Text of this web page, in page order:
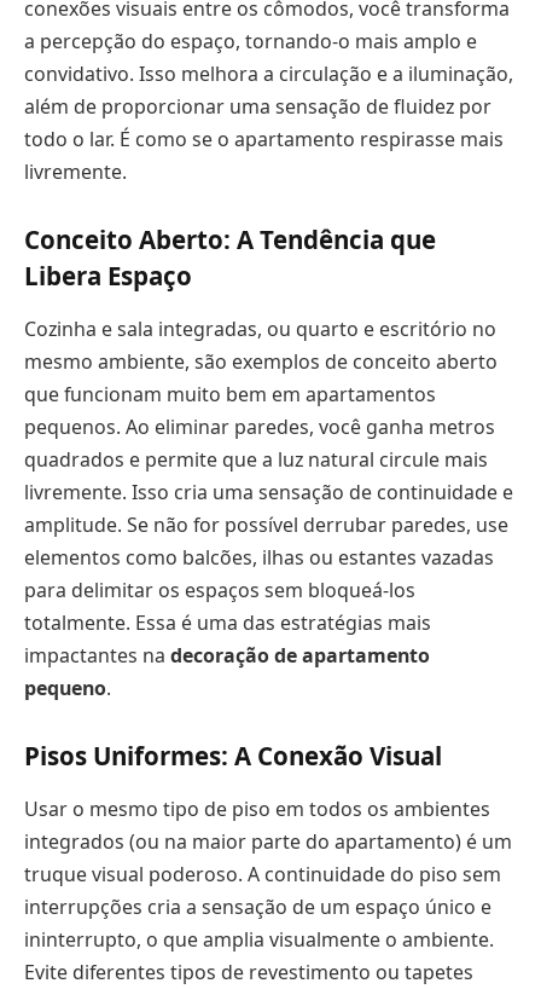
conexões visuais entre os cômodos, você transforma
a percepção do espaço, tornando-o mais amplo e
convidativo. Isso melhora a circulação e a iluminação,
além de proporcionar uma sensação de fluidez por
todo o lar. É como se o apartamento respirasse mais
livremente.
Conceito Aberto: A Tendência que
Libera Espaço
Cozinha e sala integradas, ou quarto e escritório no
mesmo ambiente, são exemplos de conceito aberto
que funcionam muito bem em apartamentos
pequenos. Ao eliminar paredes, você ganha metros
quadrados e permite que a luz natural circule mais
livremente. Isso cria uma sensação de continuidade e
amplitude. Se não for possível derrubar paredes, use
elementos como balcões, ilhas ou estantes vazadas
para delimitar os espaços sem bloqueá-los
totalmente. Essa é uma das estratégias mais
impactantes na decoração de apartamento
pequeno.
Pisos Uniformes: A Conexão Visual
Usar o mesmo tipo de piso em todos os ambientes
integrados (ou na maior parte do apartamento) é um
truque visual poderoso. A continuidade do piso sem
interrupções cria a sensação de um espaço único e
ininterrupto, o que amplia visualmente o ambiente.
Evite diferentes tipos de revestimento ou tapetes